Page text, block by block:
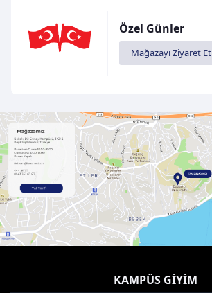
Özel Günler
Mağazayı Ziyaret Et
KAMPÜS GIYIM